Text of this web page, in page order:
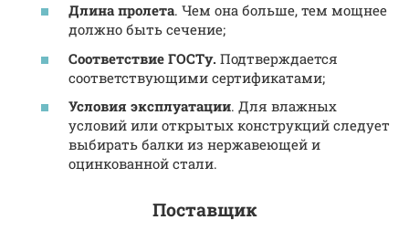
Длина пролета. Чем она больше, тем мощнее
должно быть сечение;
Соответствие ГОСТу. Подтверждается
соответствующими сертификатами;
Условия эксплуатации. Для влажных
условий или открытых конструкций следует
выбирать балки из нержавеющей и
оцинкованной стали.
Поставщик